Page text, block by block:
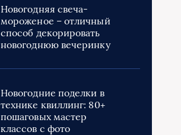
Новогодняя свеча-
мороженое – отличный
способ декорировать
новогоднюю вечеринку
Новогодние поделки в
технике квиллинг: 80+
пошаговых мастер
классов с фото